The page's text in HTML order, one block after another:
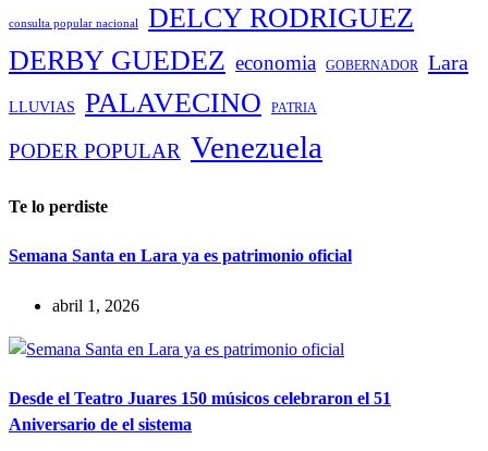
consulta popular nacional
DELCY RODRIGUEZ
DERBY GUEDEZ economia GOBERNADOR Lara
LLUVIAS PALAVECINO PATRIA
PODER POPULAR Venezuela
Te lo perdiste
Semana Santa en Lara ya es patrimonio oficial
abril 1, 2026
Desde el Teatro Juares 150 músicos celebraron el 51
Aniversario de el sistema